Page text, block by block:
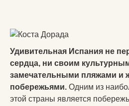
Удивительная Испания не
сердца, ни своим
замечательными пляжами и
побережьями. Одним из
этой страны является